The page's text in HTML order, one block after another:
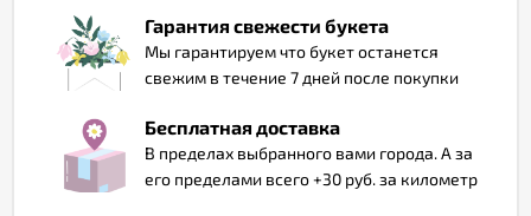
Гарантия свежести букета
Мы гарантируем что букет останется
свежим в течение 7 дней после покупки
Бесплатная доставка
В пределах выбранного вами города. А за
его пределами всего +30 руб. за километр